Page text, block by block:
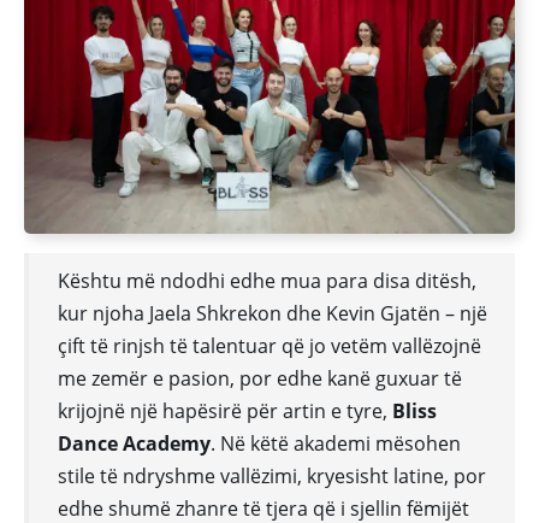
Kështu më ndodhi edhe mua para disa ditësh,
kur njoha Jaela Shkrekon dhe Kevin Gjatën – një
çift të rinjsh të talentuar që jo vetëm vallëzojnë
me zemër e pasion, por edhe kanë guxuar të
krijojnë një hapësirë për artin e tyre, Bliss
Dance Academy. Në këtë akademi mësohen
stile të ndryshme vallëzimi, kryesisht latine, por
edhe shumë zhanre të tjera që i sjellin fëmijët